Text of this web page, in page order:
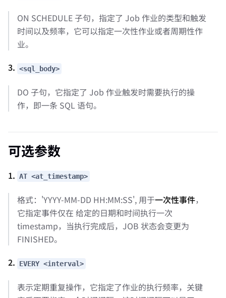
ON SCHEDULE 子句，指定了 Job 作业的类型和触发
时间以及频率，它可以指定一次性作业或者周期性作
业。
3. <sql_body>
DO 子句，它指定了 Job 作业触发时需要执行的操
作，即一条 SQL 语句。
可选参数
1. AT <at_timestamp>
格式：'YYYY-MM-DD HH:MM:SS', 用于一次性事件，
它指定事件仅在 给定的日期和时间执行一次
timestamp，当执行完成后，JOB 状态会变更为
FINISHED。
2.
EVERY <interval>
表示定期重复操作，它指定了作业的执行频率，关键